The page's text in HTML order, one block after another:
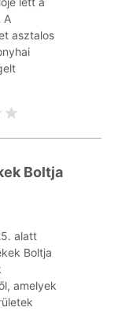
A
asztalos
Boltja
alatt
Boltja
amelyek